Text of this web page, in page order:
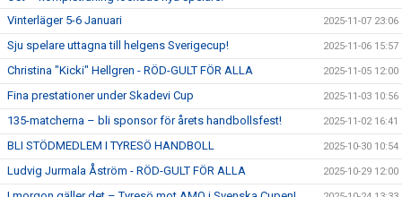
Vinterläger 5-6 Januari 2025-11-07 23:06
Sju spelare uttagna till helgens Sverigecup! 2025-11-06 15:57
Christina "Kicki" Hellgren - RÖD-GULT FÖR ALLA 2025-11-05 12:00
Fina prestationer under Skadevi Cup 2025-11-03 10:56
135-matcherna – bli sponsor för årets handbollsfest! 2025-11-02 16:41
BLI STÖDMEDLEM I TYRESÖ HANDBOLL 2025-10-30 10:54
Ludvig Jurmala Åström - RÖD-GULT FÖR ALLA 2025-10-29 12:00